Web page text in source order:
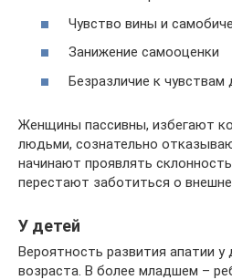
Чувство вины и
Занижение самооценки
Безразличие к чувствам
Женщины пассивны, избегают
людьми, сознательно
начинают проявлять
перестают заботиться о
У детей
Вероятность развития апатии у
возраста. В более младшем –